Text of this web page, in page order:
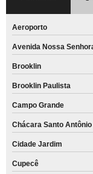
placa informativa
placa informativa para
placas informativas
orçar placas
orçar placas
placa informativa
Aeroporto
Avenida Nossa
Brooklin
Brooklin Paulista
Campo Grande
Chácara Santo Antônio
Cidade Jardim
Cupecê